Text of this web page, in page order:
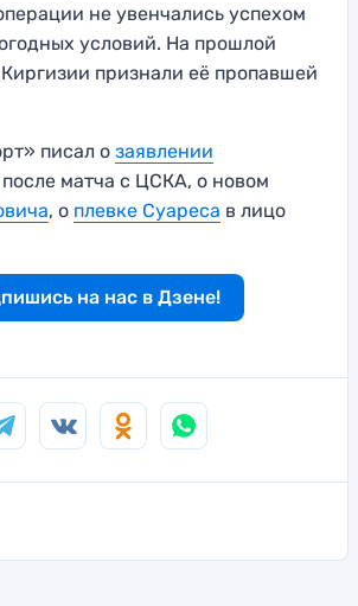
не увенчались успехом
условий. На прошлой
признали её пропавшей
писал о заявлении
после матча с ЦСКА, о новом
, о плевке Суареса в лицо
на нас в Дзене!